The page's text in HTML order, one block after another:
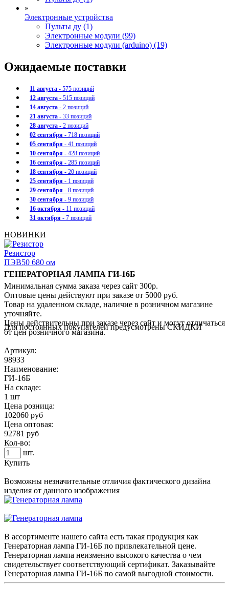
»
Электронные устройства
Пульты ду (1)
Электронные модули (99)
Электронные модули (arduino) (19)
Ожидаемые поставки
11 августа - 575 позиций
12 августа - 515 позиций
14 августа - 2 позиций
21 августа - 33 позиций
28 августа - 2 позиций
02 сентября - 718 позиций
05 сентября - 41 позиций
10 сентября - 428 позиций
16 сентября - 285 позиций
18 сентября - 20 позиций
25 сентября - 1 позиций
29 сентября - 8 позиций
30 сентября - 9 позиций
16 октября - 11 позиций
31 октября - 7 позиций
НОВИНКИ
Резистор
ПЭВ50 680 ом
ГЕНЕРАТОРНАЯ ЛАМПА ГИ-16Б
Минимальная сумма заказа через сайт 300р.
Оптовые цены действуют при заказе от 5000 руб.
Товар на удаленном складе, наличие в розничном магазине
уточняйте.
Цены действительны при заказе через сайт и могут отличаться
от цен розничного магазина.
Для постоянных покупателей предусмотрены СКИДКИ
Артикул:
98933
Наименование:
ГИ-16Б
На складе:
1 шт
Цена розница:
102060 руб
Цена оптовая:
92781 руб
Кол-во:
шт.
Купить
Возможны незначительные отличия фактического дизайна
изделия от данного изображения
В ассортименте нашего сайта есть такая продукция как
Генераторная лампа ГИ-16Б по привлекательной цене.
Генераторная лампа неизменно высокого качества о чем
свидетельствует соответствующий сертификат. Заказывайте
Генераторная лампа ГИ-16Б по самой выгодной стоимости.